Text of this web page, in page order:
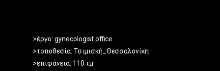
>έργο: gynecologist office
>τοποθεσία: Τσιμισκή_Θεσσαλονίκη
>επιφάνεια: 110 τμ